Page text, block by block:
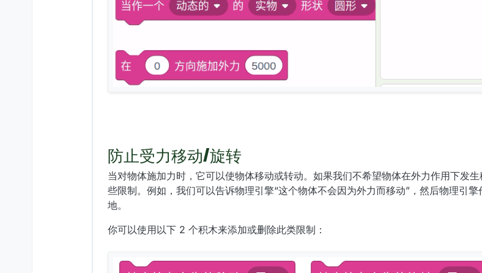
防止受力移动/旋转
当对物体施加力时，它可以使物体移动或转动。如果我们不希望物体在外力作用下发
些限制。例如，我们可以告诉物理引擎“这个物体不会因为外力而移动”，然后物理引
地。
你可以使用以下 2 个积木来添加或删除此类限制：